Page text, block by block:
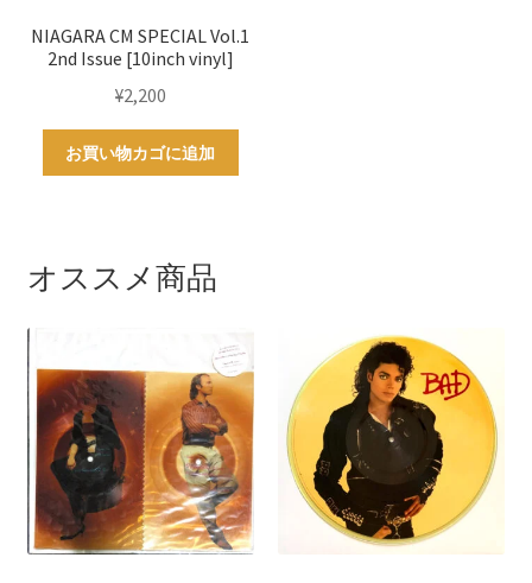
NIAGARA CM SPECIAL Vol.1
2nd Issue [10inch vinyl]
¥2,200
お買い物カゴに追加
オススメ商品